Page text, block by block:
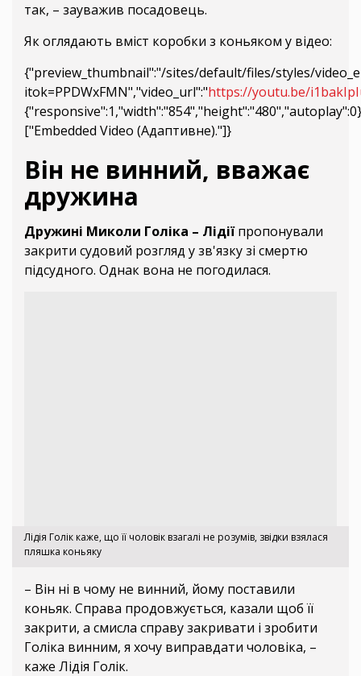
так, – зауважив посадовець.
Як оглядають вміст коробки з коньяком у відео:
{"preview_thumbnail":"/sites/default/files/styles/
itok=PPDWxFMN","video_url":"https://youtu.be/
["Embedded Video (Адаптивне)."]}
Він не винний, вважає
дружина
Дружині Миколи Голіка – Лідіїпропонували
закрити судовий розгляд у зв'язку зі смертю
підсудного. Однак вона не погодилася.
Лідія Голік каже, що її чоловік взагалі не розумів, звідки взялася
пляшка коньяку
– Він ні в чому не винний, йому поставили
коньяк. Справа продовжується, казали щоб її
закрити, а смисла справу закривати і зробити
Голіка винним, я хочу виправдати чоловіка, –
каже Лідія Голік.